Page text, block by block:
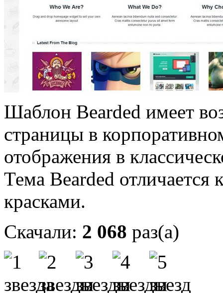
Шаблон Bearded имеет
страницы в
отображения в
Тема Bearded
красками.
Скачали: 2 068 раз(а)